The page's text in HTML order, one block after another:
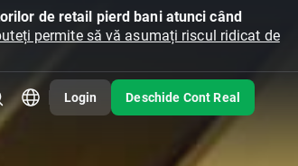
de retail pierd bani atunci când
permite să vă asumați riscul ridicat de
Login Deschide Cont Real